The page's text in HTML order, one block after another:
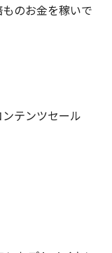
のお金を稼いで
テンツセール